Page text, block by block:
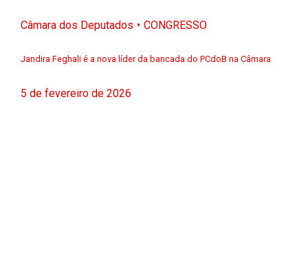
Câmara dos Deputados CONGRESSO
Jandira Feghali é a nova líder da bancada do PCdoB na Câmara
5 de fevereiro de 2026